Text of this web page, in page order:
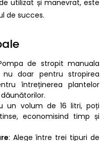
utilizat și manevrat, este
de succes.
de stropit manuala
nu doar pentru stropirea
întreținerea plantelor
un volum de 16 litri, poți
economisind timp și
: Alege între trei tipuri de